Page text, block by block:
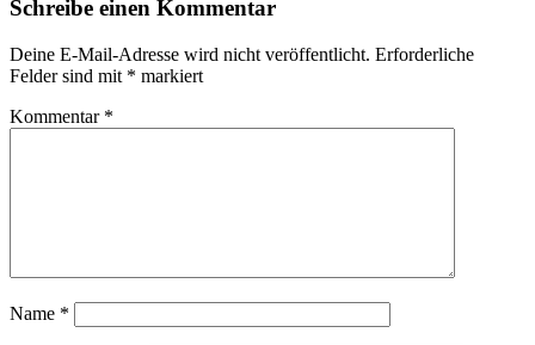
Schreibe einen Kommentar
Deine E-Mail-Adresse wird nicht veröffentlicht. Erforderliche
Felder sind mit * markiert
Kommentar *
Name *